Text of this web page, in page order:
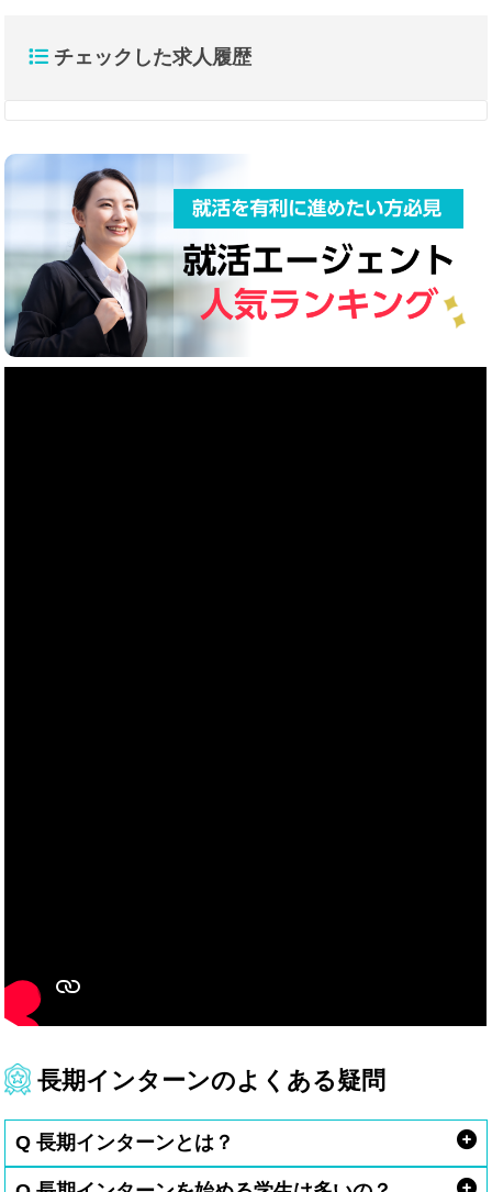
チェックした求人履歴
長期インターンのよくある疑問
Q 長期インターンとは？